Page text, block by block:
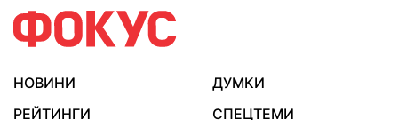
НОВИНИ
ДУМКИ
РЕЙТИНГИ
СПЕЦТЕМИ